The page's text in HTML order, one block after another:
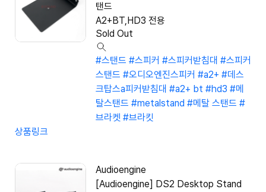
탠드
A2+BT,HD3 전용
Sold Out
#스탠드 #스피커 #스피커받침대 #스피커
스탠드 #오디오엔진스피커 #a2+ #데스
크탑스a피커받침대 #a2+ bt #hd3 #메
탈스탠드 #metalstand #메탈 스탠드 #
브라켓 #브라킷
상품링크
Audioengine
[Audioengine] DS2 Desktop Stand